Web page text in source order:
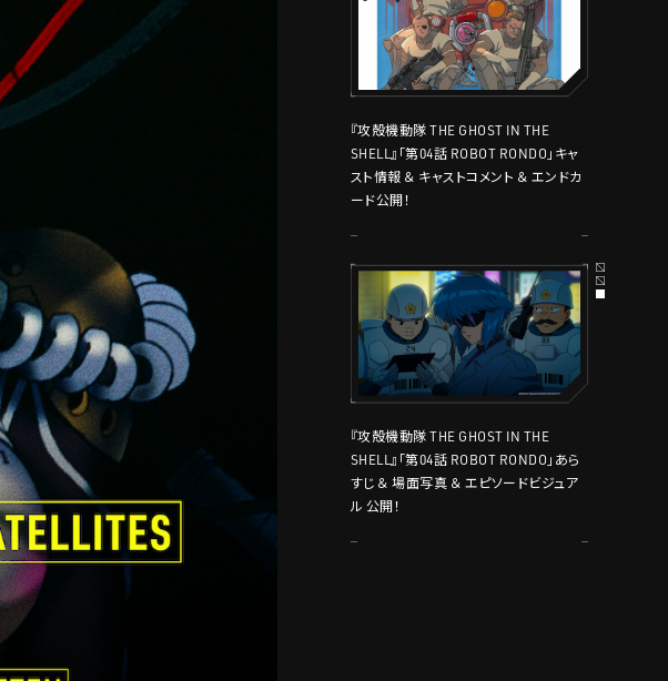
『攻殻機動隊 THE GHOST IN THE
SHELL』「第04話 ROBOT RONDO」キャ
スト情報 ＆ キャストコメント ＆ エンドカ
ード公開！
『攻殻機動隊 THE GHOST IN THE
SHELL』「第04話 ROBOT RONDO」あら
すじ ＆ 場面写真 ＆ エピソードビジュア
ル 公開！